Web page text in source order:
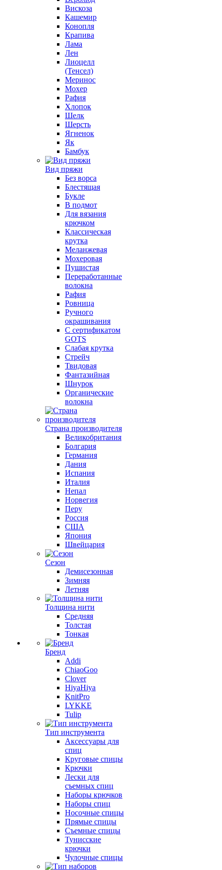
Вискоза
Кашемир
Конопля
Крапива
Лама
Лен
Лиоцелл
(Тенсел)
Меринос
Мохер
Рафия
Хлопок
Шелк
Шерсть
Ягненок
Як
Бамбук
Вид пряжи
Без ворса
Блестящая
Букле
В подмот
Для вязания
крючком
Классическая
крутка
Меланжевая
Мохеровая
Пушистая
Переработанные
волокна
Рафия
Ровница
Ручного
окрашивания
С сертификатом
GOTS
Слабая крутка
Стрейч
Твидовая
Фантазийная
Шнурок
Органические
волокна
Страна производителя
Великобритания
Болгария
Германия
Дания
Испания
Италия
Непал
Норвегия
Перу
Россия
США
Япония
Швейцария
Сезон
Демисезонная
Зимняя
Летняя
Толщина нити
Средняя
Толстая
Тонкая
Бренд
Addi
ChiaoGoo
Clover
HiyaHiya
KnitPro
LYKKE
Tulip
Тип инструмента
Аксессуары для
спиц
Круговые спицы
Крючки
Лески для
съемных спиц
Наборы крючков
Наборы спиц
Носочные спицы
Прямые спицы
Съемные спицы
Тунисские
крючки
Чулочные спицы